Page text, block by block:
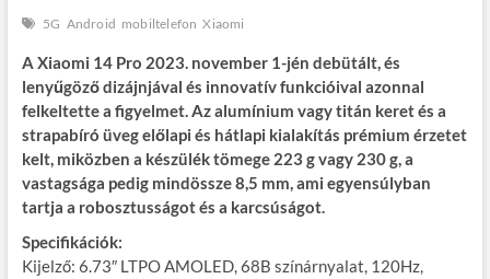
5G Android mobiltelefon Xiaomi
A Xiaomi 14 Pro 2023. november 1-jén debütált, és
lenyűgöző dizájnjával és innovatív funkcióival azonnal
felkeltette a figyelmet. Az alumínium vagy titán keret és a
strapabíró üveg előlapi és hátlapi kialakítás prémium érzetet
kelt, miközben a készülék tömege 223 g vagy 230 g, a
vastagsága pedig mindössze 8,5 mm, ami egyensúlyban
tartja a robosztusságot és a karcsúságot.
Specifikációk:
Kijelző: 6.73″ LTPO AMOLED, 68B színárnyalat, 120Hz,